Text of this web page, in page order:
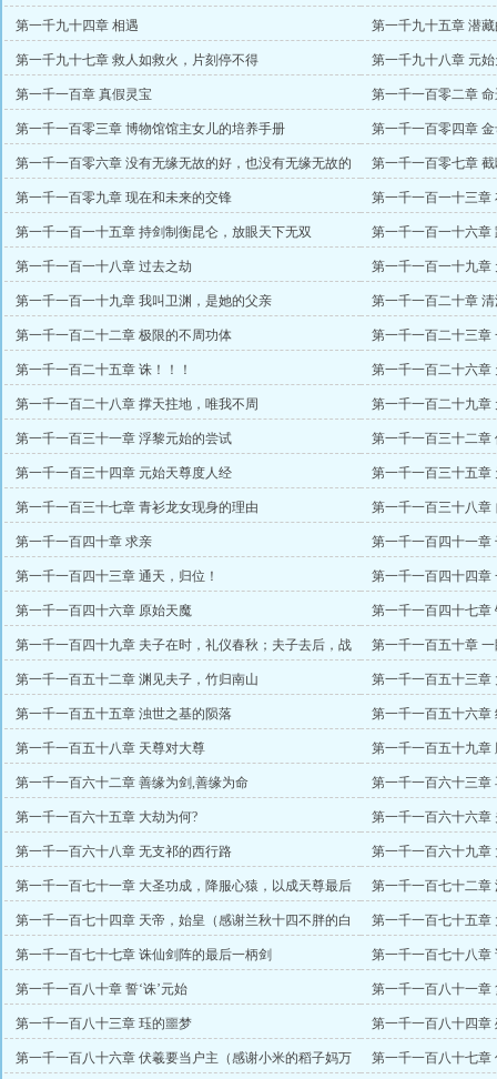
第一千九十四章 相遇 第一千九十五章 潜
第一千九十七章 救人如救火，片刻停不得 第一千九十八章 元
第一千一百章 真假灵宝 第一千一百零二章
第一千一百零三章 博物馆馆主女儿的培养手册 第一千一百零四章
第一千一百零六章 没有无缘无故的好，也没有无缘无故的
恨
第一千一百零七章
第一千一百零九章 现在和未来的交锋 第一千一百一十三章
第一千一百一十五章 持剑制衡昆仑，放眼天下无双 第一千一百一十六章
第一千一百一十八章 过去之劫
第一千一百一十九章
赏）
第一千一百一十九章 我叫卫渊，是她的父亲
第一千一百二十章
日三更）
第一千一百二十二章 极限的不周功体 第一千一百二十三章
第一千一百二十五章 诛！！！ 第一千一百二十六章
第一千一百二十八章 撑天拄地，唯我不周 第一千一百二十九章
第一千一百三十一章 浮黎元始的尝试 第一千一百三十二章
第一千一百三十四章 元始天尊度人经 第一千一百三十五章
第一千一百三十七章 青衫龙女现身的理由 第一千一百三十八章
第一千一百四十章 求亲 第一千一百四十一章
第一千一百四十三章 通天，归位！ 第一千一百四十四章
第一千一百四十六章 原始天魔 第一千一百四十七章
第一千一百四十九章 夫子在时，礼仪春秋；夫子去后，战
国争霸
第一千一百五十章
第一千一百五十二章 渊见夫子，竹归南山 第一千一百五十三章
第一千一百五十五章 浊世之基的陨落 第一千一百五十六章
第一千一百五十八章 天尊对大尊 第一千一百五十九章
第一千一百六十二章 善缘为剑,善缘为命 第一千一百六十三章
第一千一百六十五章 大劫为何? 第一千一百六十六章
第一千一百六十八章 无支祁的西行路 第一千一百六十九章
第一千一百七十一章 大圣功成，降服心猿，以成天尊最后
的一环
第一千一百七十二章
第一千一百七十四章 天帝，始皇（感谢兰秋十四不胖的白
银盟）
第一千一百七十五章
第一千一百七十七章 诛仙剑阵的最后一柄剑 第一千一百七十八章
第一千一百八十章 誓‘诛’元始 第一千一百八十一章
第一千一百八十三章 珏的噩梦 第一千一百八十四章
第一千一百八十六章 伏羲要当户主（感谢小米的稻子妈万
第一千一百八十七章